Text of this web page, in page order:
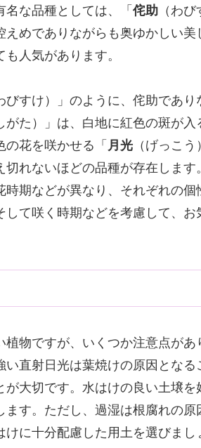
な品種としては、「 侘助 （わ
えめでありながらも奥ゆかしい
人気があります。
びすけ）」のように、侘助であ
がた）」は、白地に紅色の斑が
花を咲かせる「 月光 （げっこ
切れないほどの品種が存在しま
時期などが異なり、それぞれの
して咲く時期などを考慮して、
植物ですが、いくつか注意点が
い直射日光は葉焼けの原因とな
が大切です。水はけの良い土壌
ます。ただし、過湿は根腐れの
に十分配慮した用土を選びまし